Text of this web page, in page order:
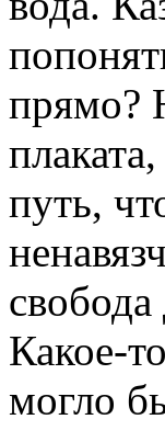
прямо?
путь,
Какое-
могло